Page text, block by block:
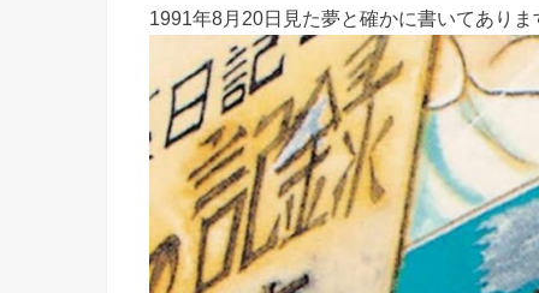
1991年8月20日見た夢と確かに書いてありま